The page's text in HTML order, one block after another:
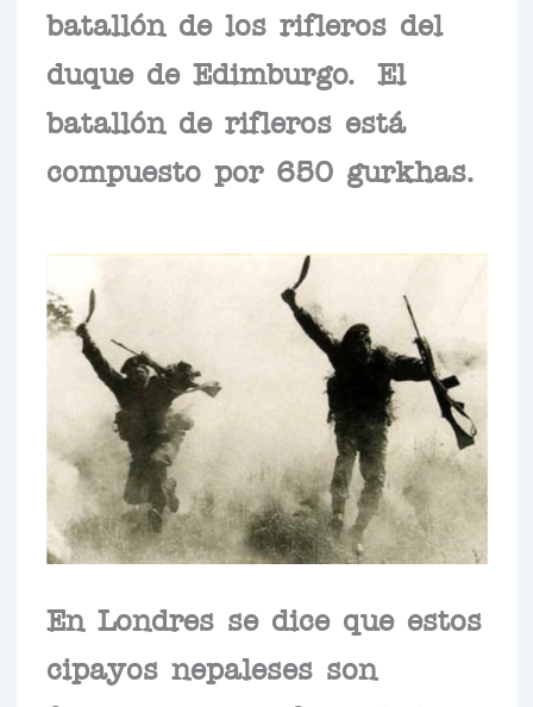
batallón de los rifleros del
duque de Edimburgo. El
batallón de rifleros está
compuesto por 650 gurkhas.
En Londres se dice que estos
cipayos nepaleses son